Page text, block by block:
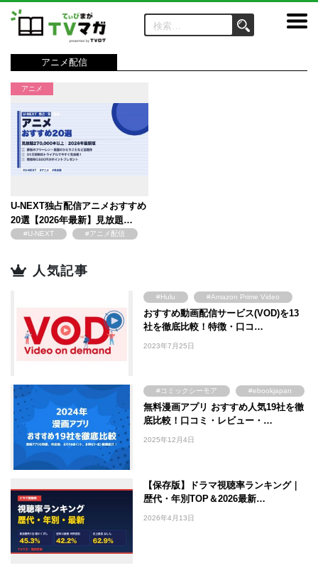
アニメ配信
アニメ
U-NEXT独占配信アニメおすすめ
20選【2026年最新】見放題…
#U-NEXT #アニメ配信
人気記事
#Hulu #Amazon Prime Video
#FOD #U-NEXT
#TSUTAYA #WOWOW
#ABEMA
おすすめ動画配信サービス(VOD)を13
社を徹底比較！特徴・口コ…
2023年7月25日
#コミックシーモア #ebookjapan
#まんが王国 #Amebaマンガ
無料漫画アプリ おすすめ人気19社を徹
底比較！口コミ・レビュー・…
2025年12月4日
【保存版】ドラマ視聴率ランキング｜
歴代・年別TOP＆2026最新…
2026年4月13日